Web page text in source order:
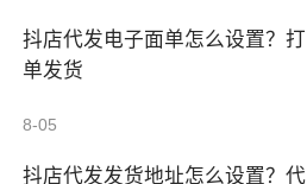
抖店代发电子面单怎么设置？打
单发货
8-05
抖店代发发货地址怎么设置？代